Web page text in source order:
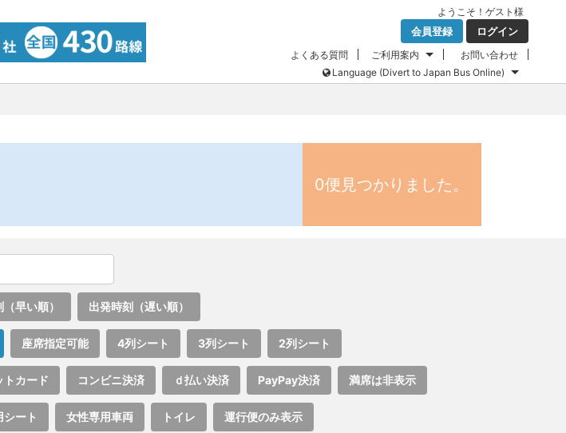
ようこそ！ ゲスト 様
会員登録 ログイン
よくある質問 ご利用案内
お問い合わせ
Language (Divert to Japan Bus Online)
0便見つかりました。
早い順） 出発時刻（遅い順）
座席指定可能 4列シート 3列シート 2列シート
トカード コンビニ決済 ｄ払い決済 PayPay決済 満席は非表示
ート 女性専用車両 トイレ 運行便のみ表示